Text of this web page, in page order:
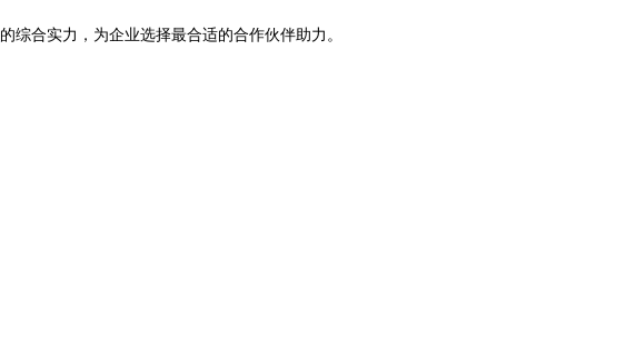
的综合实力，为企业选择最合适的合作伙伴助力。